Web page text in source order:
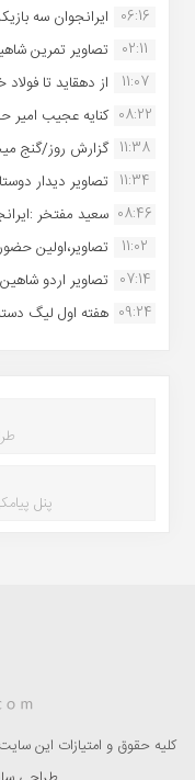
06:16 ایرانجوان سه
02:11
تصاویر تمرین
11:07
از دهقاید تا
08:22 کنایه عجیب
11:38 گزارش روز/گنج
11:34 تصاویر دیدار
08:46 سعید مفتخر
11:02
تصاویر،اولین
07:14 تصاویر اردو
09:24 هفته اول لیگ
پنل پیامکی با ۹۵٪
کلیه حقوق و امتیازات این